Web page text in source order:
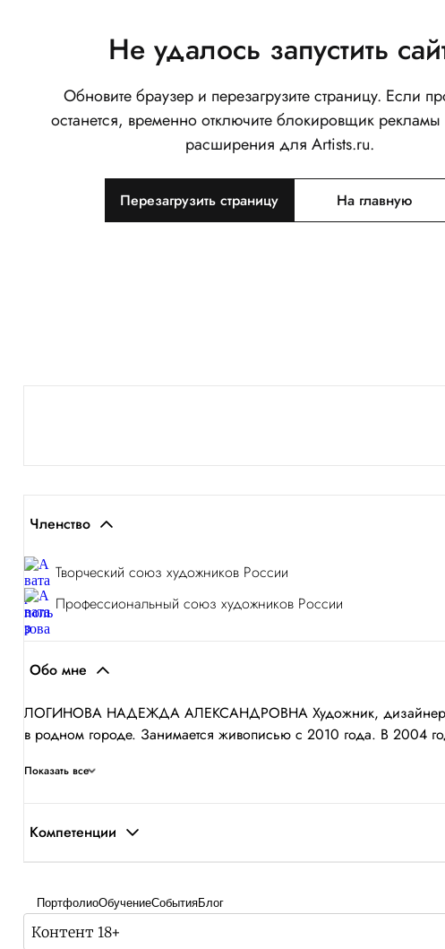
Не удалось запустить
Обновите браузер и перезагрузите страницу. Если
останется, временно отключите блокировщик
расширения для Artists.ru.
Перезагрузить страницу На главную
Членство
Творческий союз художников России
Профессиональный союз художников России
Обо мне
ЛОГИНОВА НАДЕЖДА АЛЕКСАНДРОВНА Художник, дизайнер,
в родном городе. Занимается живописью с 2010 года. В 2004
Показать все
Компетенции
ПортфолиоОбучениеСобытияБлог
Контент 18+